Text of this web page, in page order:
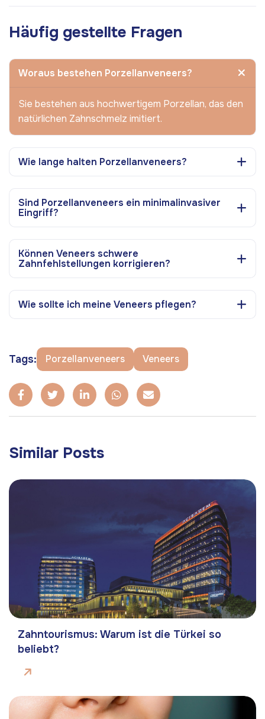
Häufig gestellte Fragen
Woraus bestehen Porzellanveneers?
Sie bestehen aus hochwertigem Porzellan, das den
natürlichen Zahnschmelz imitiert.
Wie lange halten Porzellanveneers?
Sind Porzellanveneers ein minimalinvasiver
Eingriff?
Können Veneers schwere
Zahnfehlstellungen korrigieren?
Wie sollte ich meine Veneers pflegen?
Tags: Porzellanveneers Veneers
Similar Posts
Zahntourismus: Warum ist die Türkei so
beliebt?